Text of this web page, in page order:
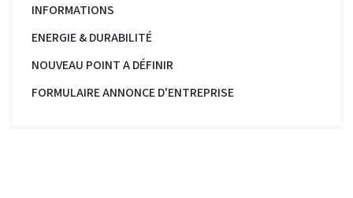
INFORMATIONS
ENERGIE & DURABILITÉ
NOUVEAU POINT A DÉFINIR
FORMULAIRE ANNONCE D'ENTREPRISE